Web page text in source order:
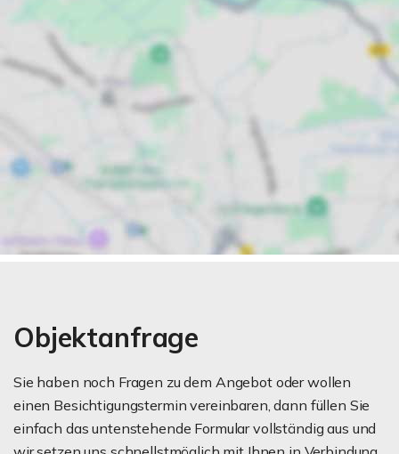
Objektanfrage
Sie haben noch Fragen zu dem Angebot oder wollen
einen Besichtigungstermin vereinbaren, dann füllen Sie
einfach das untenstehende Formular vollständig aus und